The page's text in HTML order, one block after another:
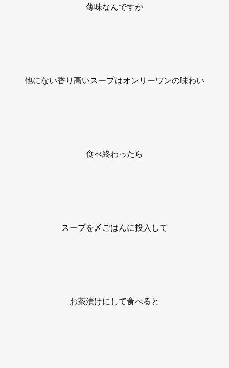
薄味なんですが
他にない香り高いスープはオンリーワンの味わい
食べ終わったら
スープを〆ごはんに投入して
お茶漬けにして食べると